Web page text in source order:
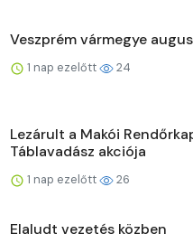
Veszprém vármegye
1 nap ezelőtt 24
Lezárult a Makói
Táblavadász akciója
1 nap ezelőtt 26
Elaludt vezetés közben